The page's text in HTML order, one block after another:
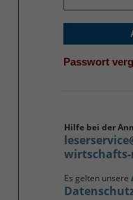
Passwort
Hilfe bei der
Es gelten unsere